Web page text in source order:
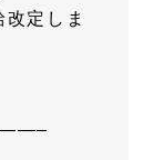
定しま